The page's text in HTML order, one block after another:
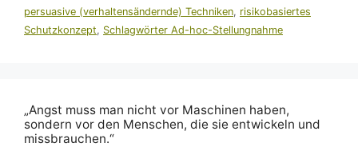
persuasive (verhaltensändernde) Techniken, risikobasiertes
Schutzkonzept, Schlagwörter Ad-hoc-Stellungnahme
„Angst muss man nicht vor Maschinen haben,
sondern vor den Menschen, die sie entwickeln und
missbrauchen.“